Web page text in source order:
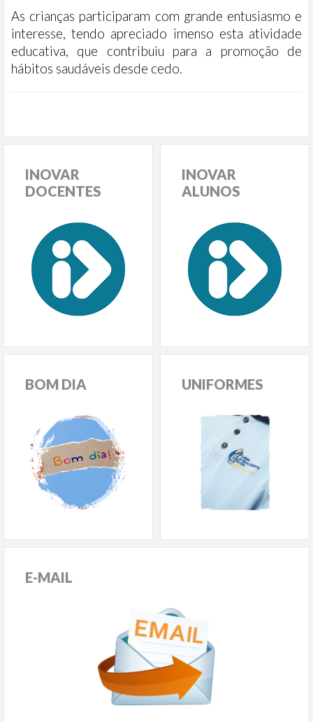
As crianças participaram com grande entusiasmo e
interesse, tendo apreciado imenso esta atividade
educativa, que contribuiu para a promoção de
hábitos saudáveis desde cedo.
INOVAR
DOCENTES
BOM DIA
INOVAR
ALUNOS
UNIFORMES
E-MAIL